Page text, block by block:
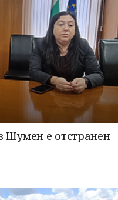
Шумен е отстранен